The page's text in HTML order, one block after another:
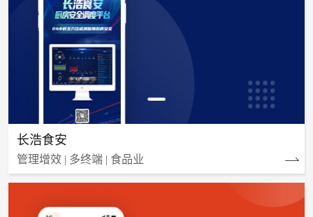
长浩食安
管理增效 | 多终端 | 食品业